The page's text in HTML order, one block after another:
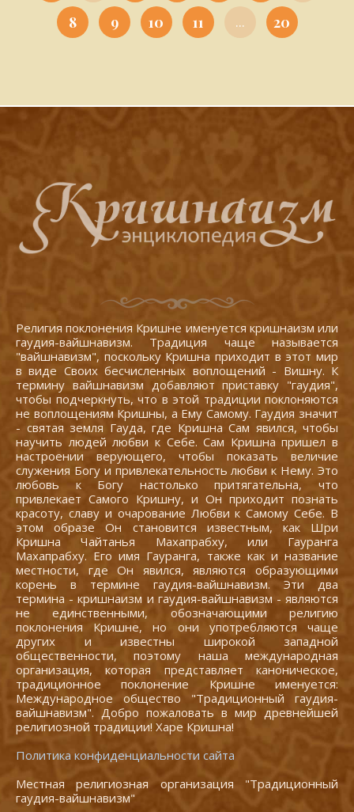
8 9 10 11 ... 20
Религия поклонения Кришне именуется кришнаизм или
гаудия-вайшнавизм. Традиция чаще называется
"вайшнавизм", поскольку Кришна приходит в этот мир
в виде Своих бесчисленных воплощений - Вишну. К
термину вайшнавизм добавляют приставку "гаудия",
чтобы подчеркнуть, что в этой традиции поклоняются
не воплощениям Кришны, а Ему Самому. Гаудия значит
- святая земля Гауда, где Кришна Сам явился, чтобы
научить людей любви к Себе. Сам Кришна пришел в
настроении верующего, чтобы показать величие
служения Богу и привлекательность любви к Нему. Это
любовь к Богу настолько притягательна, что
привлекает Самого Кришну, и Он приходит познать
красоту, славу и очарование Любви к Самому Себе. В
этом образе Он становится известным, как Шри
Кришна Чайтанья Махапрабху, или Гауранга
Махапрабху. Его имя Гауранга, также как и название
местности, где Он явился, являются образующими
корень в термине гаудия-вайшнавизм. Эти два
термина - кришнаизм и гаудия-вайшнавизм - являются
не единственными, обозначающими религию
поклонения Кришне, но они употребляются чаще
других и известны широкой западной
общественности, поэтому наша международная
организация, которая представляет каноническое,
традиционное поклонение Кришне именуется:
Международное общество "Традиционный гаудия-
вайшнавизм". Добро пожаловать в мир древнейшей
религиозной традиции! Харе Кришна!
Политика конфиденциальности сайта
Местная религиозная организация "Традиционный
гаудия-вайшнавизм"